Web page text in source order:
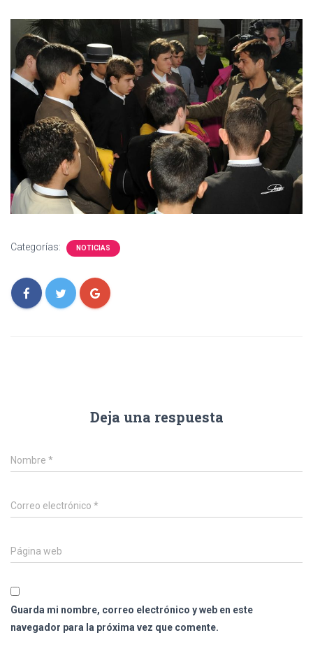
Categorías: NOTICIAS
Deja una respuesta
Nombre *
Correo electrónico *
Página web
Guarda mi nombre, correo electrónico y web en este
navegador para la próxima vez que comente.